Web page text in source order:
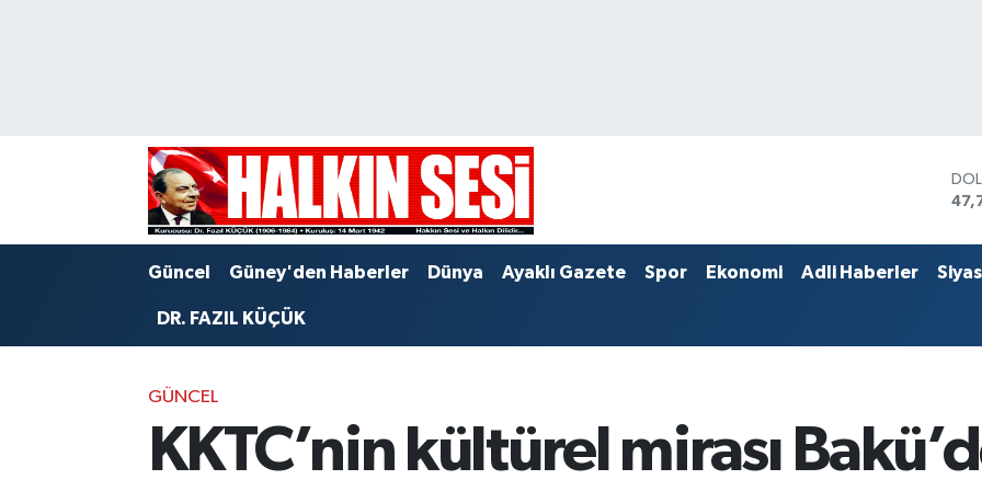
Güncel Güney'den Haberler Dünya Ayaklı Gazete Spor Ekonomi Adli Haberler
DR. FAZIL KÜÇÜK
GÜNCEL
KKTC’nin kültürel mirası
Trafik Durumu
Puan Durumu ve Fikstür